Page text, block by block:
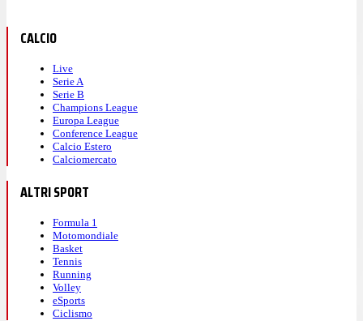
CALCIO
Live
Serie A
Serie B
Champions League
Europa League
Conference League
Calcio Estero
Calciomercato
ALTRI SPORT
Formula 1
Motomondiale
Basket
Tennis
Running
Volley
eSports
Ciclismo